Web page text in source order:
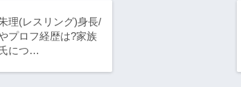
理(レスリング)身長/
プロフ経歴は?家族
につ…